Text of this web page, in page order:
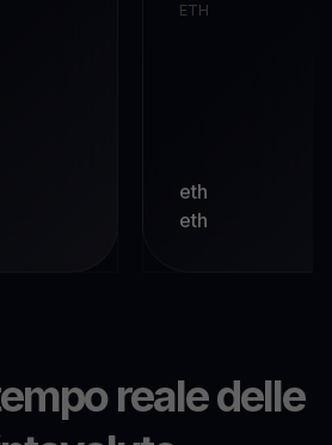
ETH
eth
eth
reale delle